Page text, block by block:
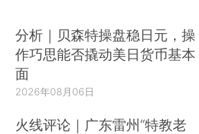
分析｜贝森特操盘稳日元，操
作巧思能否撬动美日货币基本
面
2026年08月06日
火线评论｜广东雷州“特教老